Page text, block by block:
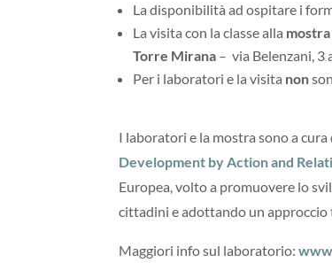
La disponibilità ad ospitare i
La visita con la classe alla
Torre Mirana – via Belenzani, 3
Per i laboratori e la visita non
I laboratori e la mostra sono a
Development by Action and
Europea, volto a promuovere lo
cittadini e adottando un
Maggiori info sul laboratorio: